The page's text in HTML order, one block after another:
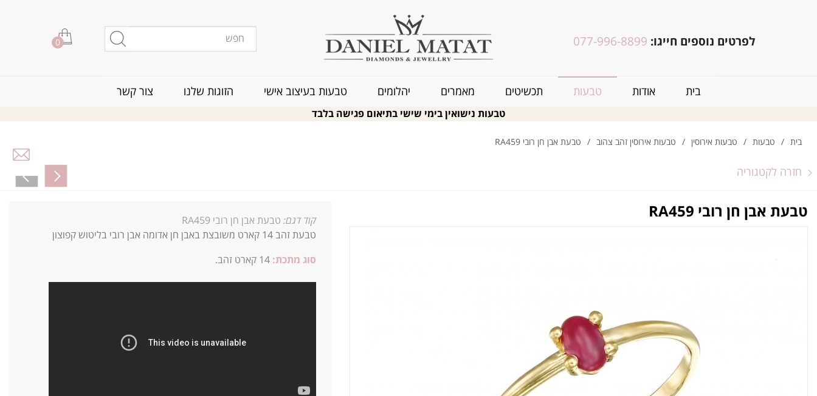
לפרטים נוספים חייגו: 077-996-8899
0
בית אודות טבעות תכשיטים מאמרים יהלומים טבעות בעיצוב אישי הזוגות שלנו צור קשר
טבעות נישואין בימי שישי בתיאום פגישה בלבד
בית / טבעות / טבעות אירוסין / טבעות אירוסין זהב צהוב / טבעת אבן חן רובי RA459
חזרה לקטגוריה
טבעת אבן חן רובי RA459 קוד דגם: טבעת אבן חן רובי RA459
טבעת זהב 14 קארט משובצת באבן חן אדומה אבן רובי בליטוש קפוצון
סוג מתכת: 14 קארט זהב.